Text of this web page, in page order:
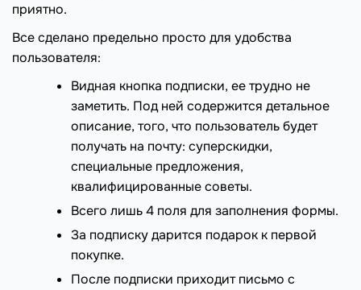
приятно.
Все сделано предельно просто для удобства
пользователя:
Видная кнопка подписки, ее трудно не
заметить. Под ней содержится детальное
описание, того, что пользователь будет
получать на почту: суперскидки,
специальные предложения,
квалифицированные советы.
Всего лишь 4 поля для заполнения формы.
За подписку дарится подарок к первой
покупке.
После подписки приходит письмо с